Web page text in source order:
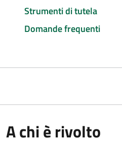
Strumenti di tutela
Domande frequenti
A chi è rivolto